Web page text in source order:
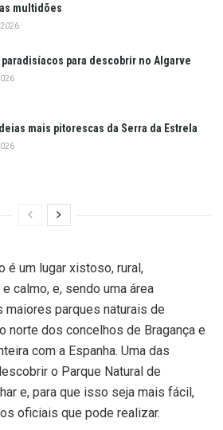
multidões
para descobrir no Algarve
mais pitorescas da Serra da Estrela
é um lugar xistoso, rural,
calmo, e, sendo uma área
maiores parques naturais de
norte dos concelhos de Bragança e
com a Espanha. Uma das
o Parque Natural de
e, para que isso seja mais fácil,
oficiais que pode realizar.